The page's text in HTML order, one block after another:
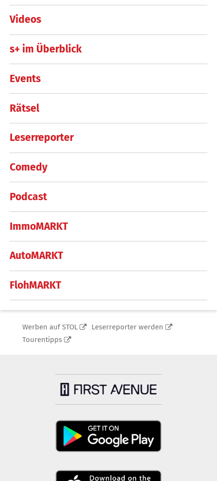
Videos
s+ im Überblick
Events
Rätsel
Leserreporter
Comedy
Podcast
ImmoMARKT
AutoMARKT
FlohMARKT
Werben auf STOL
Leserreporter werden
Tourentipps